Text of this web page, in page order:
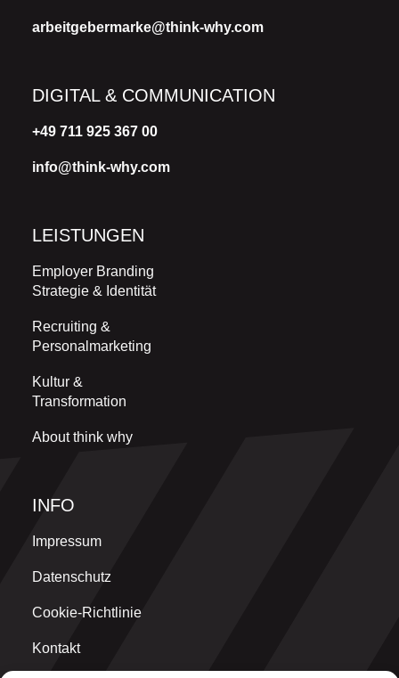
arbeitgebermarke@think-why.com
DIGITAL & COMMUNICATION
+49 711 925 367 00
info@think-why.com
LEISTUNGEN
Employer Branding
Strategie & Identität
Recruiting &
Personalmarketing
Kultur &
Transformation
About think why
INFO
Impressum
Datenschutz
Cookie-Richtlinie
Kontakt